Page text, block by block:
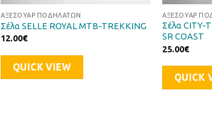
ΑΞΕΣΟΥΆΡ ΠΟΔΗΛΆΤΩΝ
Σέλα SELLE ROYAL MTB-TREKKING
12.00€
QUICK VIEW
ΑΞΕΣΟΥΆΡ
Σέλα CITY-
SR COAST
25.00€
QUICK